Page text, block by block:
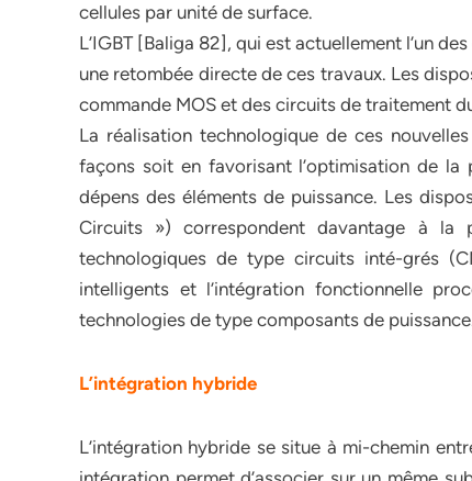
cellules par unité de surface.
L’IGBT [Baliga 82], qui est actuellement l’un
une retombée directe de ces travaux. Les
commande MOS et des circuits de traitement
La réalisation technologique de ces
façons soit en favorisant l’optimisation de
dépens des éléments de puissance. Les
Circuits ») correspondent davantage à
technologiques de type circuits inté-grés
intelligents et l’intégration fonctionnelle
technologies de type composants de
L’intégration hybride
L’intégration hybride se situe à mi-chemin